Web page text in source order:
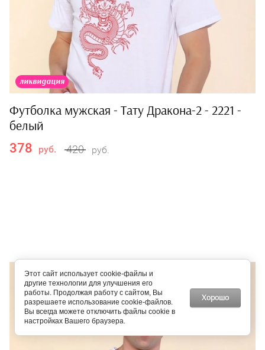
ликвидация
Футболка мужская - Тату Дракона-2 - 2221 -
белый
378 руб. 420 руб.
Этот сайт использует cookie-файлы и
другие технологии для улучшения его
работы. Продолжая работу с сайтом, Вы
разрешаете использование cookie-файлов.
Вы всегда можете отключить файлы cookie в
настройках Вашего браузера.
Хорошо